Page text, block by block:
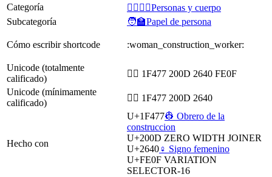
Categoría
👩‍❤️‍💋‍👨Personas y cuerpo
Subcategoría
🧑‍🏫Papel de persona
Cómo escribir shortcode :woman_construction_worker:
Unicode (totalmente
calificado)
👷‍♀️ 1F477 200D 2640 FE0F
Unicode (mínimamente
calificado)
👷‍♀ 1F477 200D 2640
Hecho con
U+1F477👷 Obrero de la
construccion
U+200D ZERO WIDTH JOINER
U+2640♀️ Signo femenino
U+FE0F VARIATION
SELECTOR-16